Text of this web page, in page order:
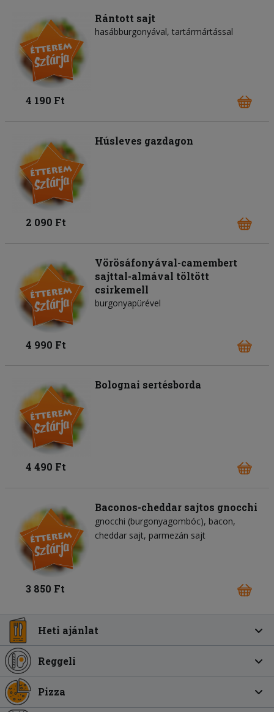
Rántott sajt
hasábburgonyával, tartármártással
4 190 Ft
Húsleves gazdagon
2 090 Ft
Vörösáfonyával-camembert
sajttal-almával töltött
csirkemell
burgonyapürével
4 990 Ft
Bolognai sertésborda
4 490 Ft
Baconos-cheddar sajtos gnocchi
gnocchi (burgonyagombóc) bacon
cheddar sajt parmezán sajt
3 850 Ft
Heti ajánlat
Reggeli
Pizza